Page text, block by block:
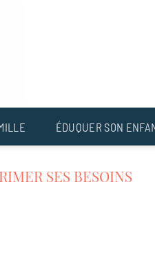
ÉDUQUER SON
SES BESOINS